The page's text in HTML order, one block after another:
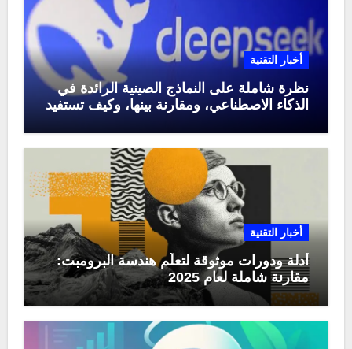
أخبار التقنية
نظرة شاملة على النماذج الصينية الرائدة في
الذكاء الاصطناعي، ومقارنة بينها، وكيف تستفيد
أخبار التقنية
أدلة ودورات موثوقة لتعلّم هندسة البرومبت:
مقارنة شاملة لعام 2025